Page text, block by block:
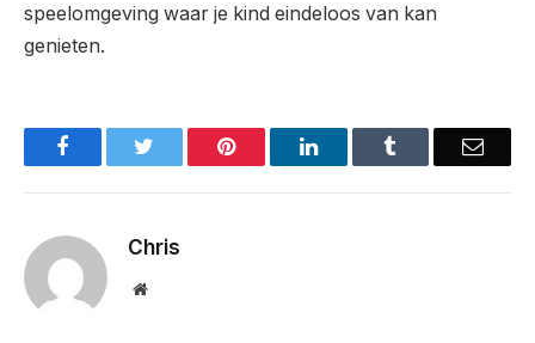
speelomgeving waar je kind eindeloos van kan
genieten.
Facebook Pinterest LinkedIn Email
Chris
Website